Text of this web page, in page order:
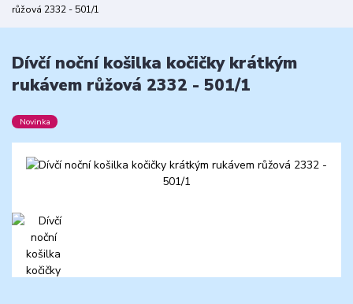
růžová 2332 - 501/1
Dívčí noční košilka kočičky krátkým
rukávem růžová 2332 - 501/1
Novinka